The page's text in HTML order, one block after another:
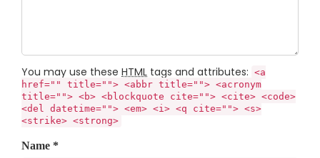
You may use these HTML tags and attributes: <a
href="" title=""> <abbr title=""> <acronym
title=""> <b> <blockquote cite=""> <cite> <code>
<del datetime=""> <em> <i> <q cite=""> <s>
<strike> <strong>
Name *